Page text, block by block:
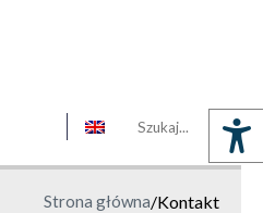
Strona główna/Kontakt